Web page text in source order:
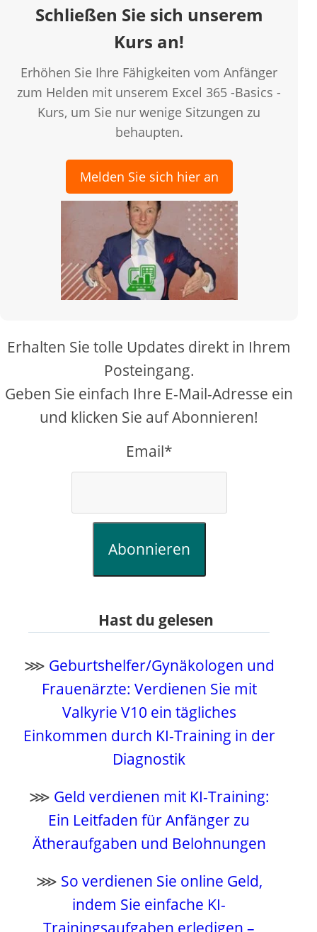
Schließen Sie sich unserem
Kurs an!
Erhöhen Sie Ihre Fähigkeiten vom Anfänger
zum Helden mit unserem Excel 365 -Basics -
Kurs, um Sie nur wenige Sitzungen zu
behaupten.
Melden Sie sich hier an
Erhalten Sie tolle Updates direkt in Ihrem
Posteingang.
Geben Sie einfach Ihre E-Mail-Adresse ein
und klicken Sie auf Abonnieren!
Email*
Abonnieren
Hast du gelesen
⋙ Geburtshelfer/Gynäkologen und
Frauenärzte: Verdienen Sie mit
Valkyrie V10 ein tägliches
Einkommen durch KI-Training in der
Diagnostik
⋙ Geld verdienen mit KI-Training:
Ein Leitfaden für Anfänger zu
Ätheraufgaben und Belohnungen
⋙ So verdienen Sie online Geld,
indem Sie einfache KI-
Trainingsaufgaben erledigen –